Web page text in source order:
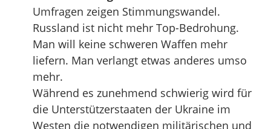
Umfragen zeigen Stimmungswandel.
Russland ist nicht mehr Top-Bedrohung.
Man will keine schweren Waffen mehr
liefern. Man verlangt etwas anderes umso
mehr.
Während es zunehmend schwierig wird für
die Unterstützerstaaten der Ukraine im
Westen die notwendigen militärischen und